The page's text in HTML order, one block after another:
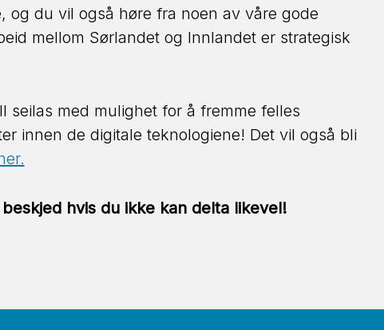
du vil også høre fra noen av våre gode
mellom Sørlandet og Innlandet er strategisk
seilas med mulighet for å fremme felles
innen de digitale teknologiene! Det vil også bli
hvis du ikke kan delta likevel!